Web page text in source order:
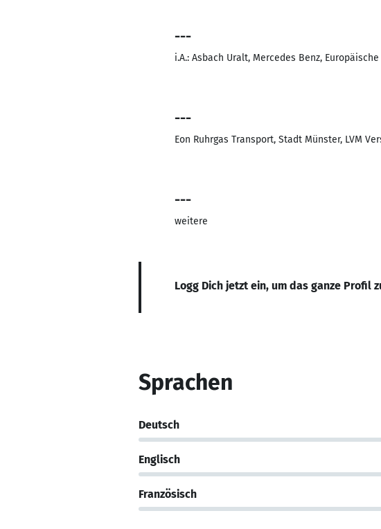
---
i.A.: Asbach Uralt, Mercedes Benz,
---
Eon Ruhrgas Transport, Stadt Münster, LVM
---
weitere
Logg Dich jetzt ein, um das ganze Profil
Sprachen
Deutsch
Englisch
Französisch